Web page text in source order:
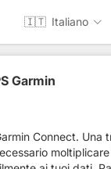
🇮🇹 Italiano
Garmin
Connect. Una